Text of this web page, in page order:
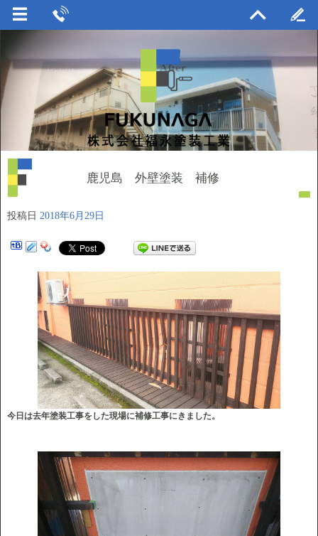
鹿児島 外壁塗装 補修
投稿日 2018年6月29日
今日は去年塗装工事をした現場に補修工事にきました。